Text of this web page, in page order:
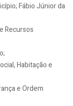
Fábio Júnior da
Recursos
Habitação e
e Ordem